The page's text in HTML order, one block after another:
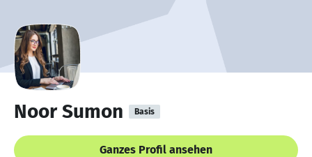
Noor Sumon Basis
Ganzes Profil ansehen